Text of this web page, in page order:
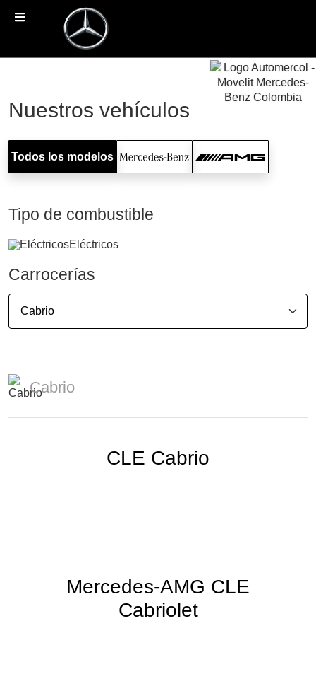
Nuestros vehículos
Todos los modelos
Tipo de combustible
Eléctricos
Carrocerías
Cabrio
CLE Cabrio
Mercedes-AMG CLE
Cabriolet